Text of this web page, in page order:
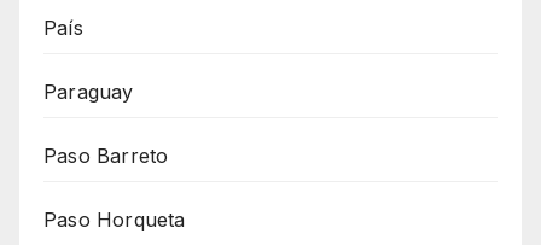
País
Paraguay
Paso Barreto
Paso Horqueta